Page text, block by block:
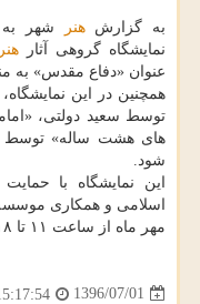
به گزارشهنر
شهر به
نمایشگاه گروهی آثار
عنوان «دفاع مقدس» به
همچنین در این
توسط سعید دولتی،
های هشت ساله» توسط
شود.
این نمایشگاه با
مهر ماه از ساعت ۱۱ تا ۱۸ در نگارخانه
1396/07/01